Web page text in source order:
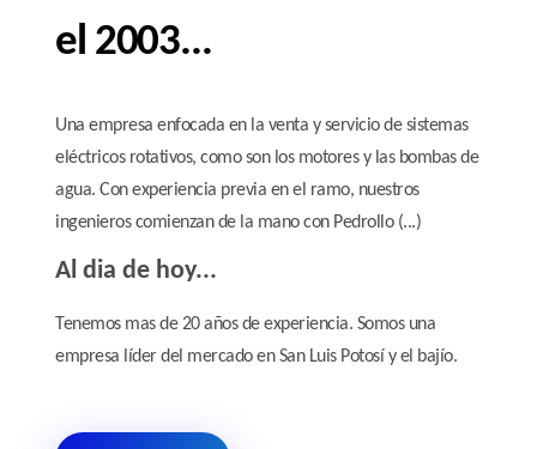
el 2003...
Una empresa enfocada en la venta y servicio de sistemas
eléctricos rotativos, como son los motores y las bombas de
agua. Con experiencia previa en el ramo, nuestros
ingenieros comienzan de la mano con Pedrollo (...)
Al dia de hoy...
Tenemos mas de 20 años de experiencia. Somos una
empresa líder del mercado en San Luis Potosí y el bajío.